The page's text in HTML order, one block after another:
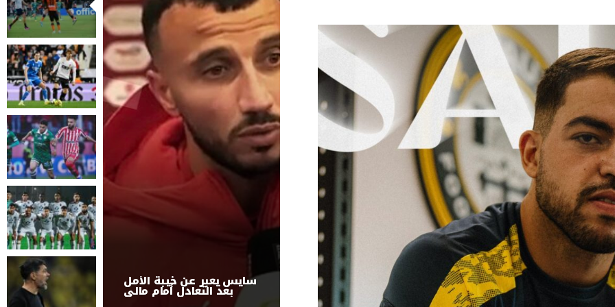
حكيمي يوجّه رسالة
للمغاربة “نحتاج إلى
حسابات التأهل.. ماذا يحتاج
الأسود لتفادي لعب الثمن
في البيضاء؟
سايس يعبر عن خيبة الأمل
بعد التعادل أمام مالي